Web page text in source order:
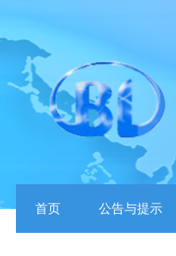
首页 公告与提示